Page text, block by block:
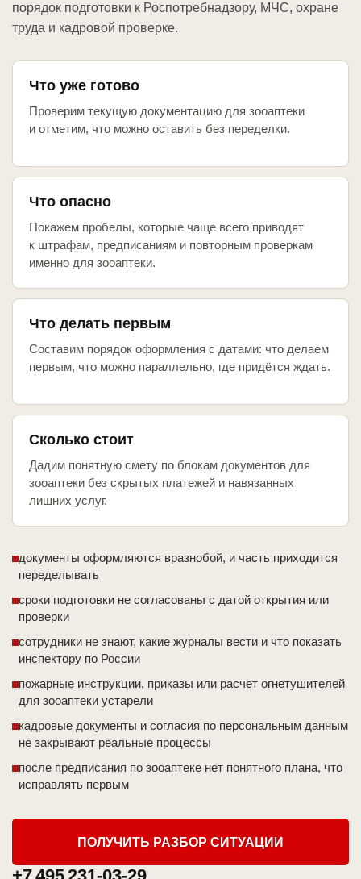
порядок подготовки к Роспотребнадзору, МЧС, охране
труда и кадровой проверке.
Что уже готово
Проверим текущую документацию для зооаптеки
и отметим, что можно оставить без переделки.
Что опасно
Покажем пробелы, которые чаще всего приводят
к штрафам, предписаниям и повторным проверкам
именно для зооаптеки.
Что делать первым
Составим порядок оформления с датами: что делаем
первым, что можно параллельно, где придётся ждать.
Сколько стоит
Дадим понятную смету по блокам документов для
зооаптеки без скрытых платежей и навязанных
лишних услуг.
документы оформляются вразнобой, и часть приходится
переделывать
сроки подготовки не согласованы с датой открытия или
проверки
сотрудники не знают, какие журналы вести и что показать
инспектору по России
пожарные инструкции, приказы или расчет огнетушителей
для зооаптеки устарели
кадровые документы и согласия по персональным данным
не закрывают реальные процессы
после предписания по зооаптеке нет понятного плана, что
исправлять первым
ПОЛУЧИТЬ РАЗБОР СИТУАЦИИ